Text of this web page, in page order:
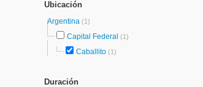
Ubicación
Argentina (1)
Capital Federal (1)
Caballito (1)
Duración